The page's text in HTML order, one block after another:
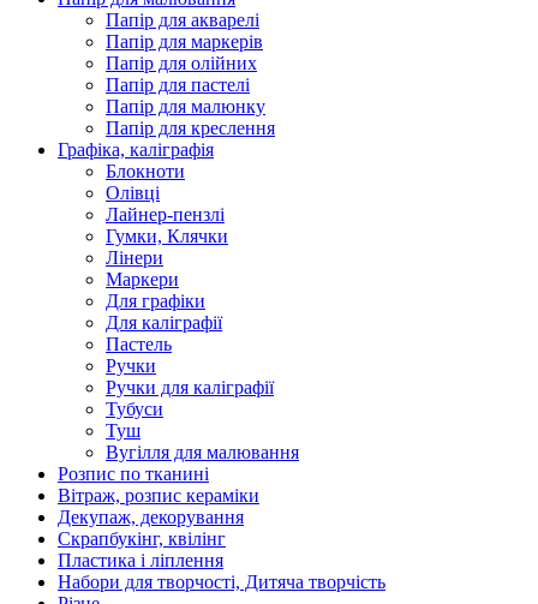
Папір для акварелі
Папір для маркерів
Папір для олійних
Папір для пастелі
Папір для малюнку
Папір для креслення
Графіка, каліграфія
Блокноти
Олівці
Лайнер-пензлі
Гумки, Клячки
Лінери
Маркери
Для графіки
Для каліграфії
Пастель
Ручки
Ручки для каліграфії
Тубуси
Туш
Вугілля для малювання
Розпис по тканині
Вітраж, розпис кераміки
Декупаж, декорування
Скрапбукінг, квілінг
Пластика і ліплення
Набори для творчості, Дитяча творчість